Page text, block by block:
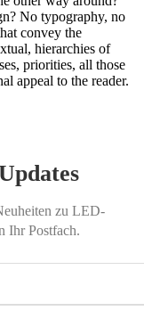
No typography, no
convey the
hierarchies of
priorities, all those
appeal to the reader.
zu LED-
Ihr Postfach.